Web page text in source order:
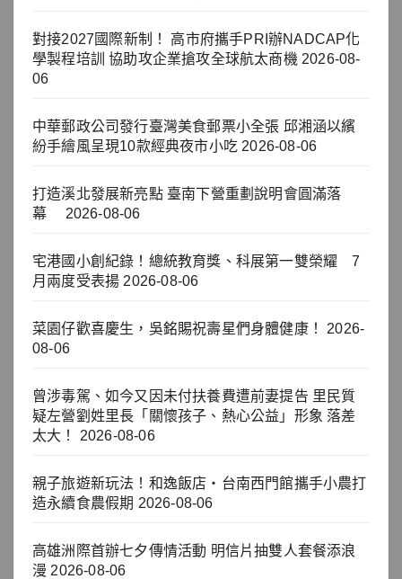
對接2027國際新制！ 高市府攜手PRI辦NADCAP化
學製程培訓 協助攻企業搶攻全球航太商機 2026-08-
06
中華郵政公司發行臺灣美食郵票小全張 邱湘涵以繽
紛手繪風呈現10款經典夜市小吃 2026-08-06
打造溪北發展新亮點 臺南下營重劃說明會圓滿落
幕
2026-08-06
宅港國小創紀錄！總統教育獎、科展第一雙榮耀 7
月兩度受表揚 2026-08-06
菜園仔歡喜慶生，吳銘賜祝壽星們身體健康！
2026-
08-06
曾涉毒駕、如今又因未付扶養費遭前妻提告 里民質
疑左營劉姓里長「關懷孩子、熱心公益」形象 落差
太大！
2026-08-06
親子旅遊新玩法！和逸飯店‧台南西門館攜手小農打
造永續食農假期 2026-08-06
高雄洲際首辦七夕傳情活動 明信片抽雙人套餐添浪
漫 2026-08-06